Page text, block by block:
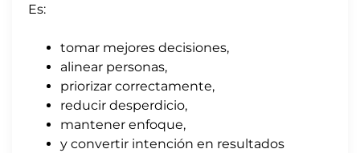
Es:
tomar mejores decisiones,
alinear personas,
priorizar correctamente,
reducir desperdicio,
mantener enfoque,
y convertir intención en resultados